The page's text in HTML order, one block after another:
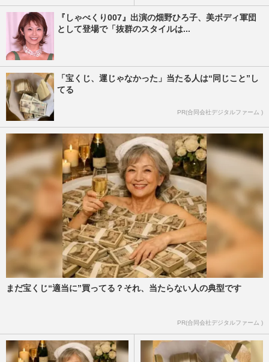
『しゃべくり007』出演の畑野ひろ子、美ボディ軍団
として登場で「抜群のスタイルは...
「宝くじ、運じゃなかった」当たる人は“同じこと”し
てる
PR(合同会社デジタルファーム )
まだ宝くじ“適当に”買ってる？それ、当たらない人の典型です
PR(合同会社デジタルファーム )